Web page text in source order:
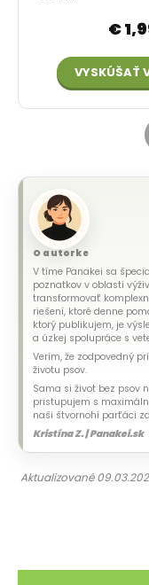
O autorke
V tíme Panakei sa
poznatkov v oblasti
transformovať
riešení, ktoré denne
ktorý publikujem, je
a úzkej spolupráce s
Verím, že zodpovedný
životu psov.
Sama si život bez psov
pristupujem s
naši štvornohí parťáci
Kristína Z. | Panakei.sk
Aktualizované